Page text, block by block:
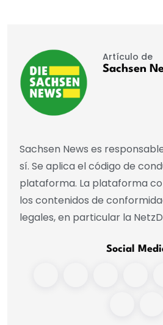
Artículo de
Sachsen
Sachsen News es
sí. Se aplica el código de
plataforma. La plataforma
los contenidos de
legales, en particular la
Social